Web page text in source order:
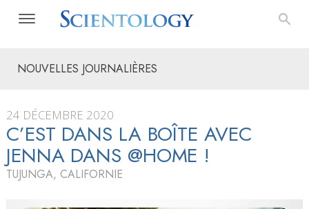
NOUVELLES JOURNALIÈRES
24 DÉCEMBRE 2020
C’EST DANS LA BOÎTE AVEC
JENNA DANS @HOME !
TUJUNGA, CALIFORNIE